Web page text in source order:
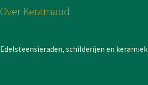
Over Keramaud
Edelsteensieraden, schilderijen en keramiek